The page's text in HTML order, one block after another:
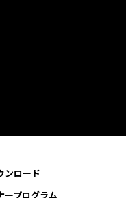
ンロード
ープログラム